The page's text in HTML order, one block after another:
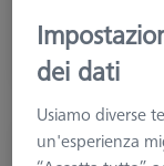
Tempi di
PER MACCHINE A
dei dati
Usiamo diverse
un'esperienza